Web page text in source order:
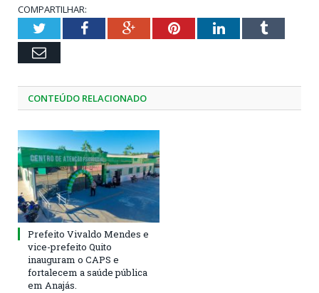
COMPARTILHAR:
TwitterFacebookGoogle+PinterestLinkedInTumblr
Email
CONTEÚDO RELACIONADO
Prefeito Vivaldo Mendes e
vice-prefeito Quito
inauguram o CAPS e
fortalecem a saúde pública
em Anajás.